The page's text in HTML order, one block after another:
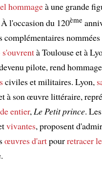
hommageà une grande
l'occasion du 120ème
complémentaires nommées
s'ouvrentà Toulouse et à
pilote, rend
civiles et militaires. Lyon,
à son œuvre littéraire,
entier,Le Petit prince.
vivantes, proposent
œuvres d'artpourretracer